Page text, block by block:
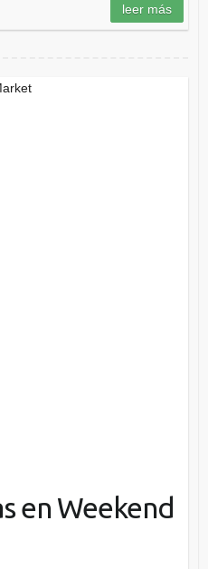
leer más
en Weekend